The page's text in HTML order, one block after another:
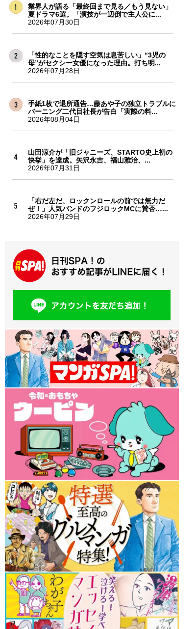
業界人が語る「最終回まで見る／もう見ない」
夏ドラマ6選。「演技が一辺倒で主人公に...
2026年07月30日
「性的なことを隠す空気は息苦しい」“3児の
母”がセクシー女優になった理由。打ち明...
2026年07月28日
手紙1枚で退所通告…藤あや子の独立トラブルに
バーニング二代目社長が告白「実際の料...
2026年08月04日
山田涼介が「旧ジャニーズ、STARTO史上初の
快挙」を達成。矢沢永吉、福山雅治、...
2026年07月31日
「右だ左だ、ロックンロールの前では無力だ
ぜ！」人気バンドのフジロックMCに賛否…...
2026年07月29日